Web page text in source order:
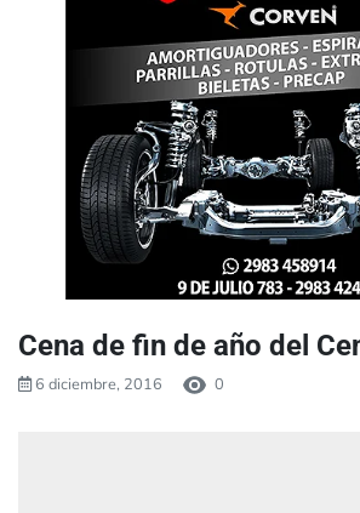
Cena de fin de año del
6 diciembre, 2016 0